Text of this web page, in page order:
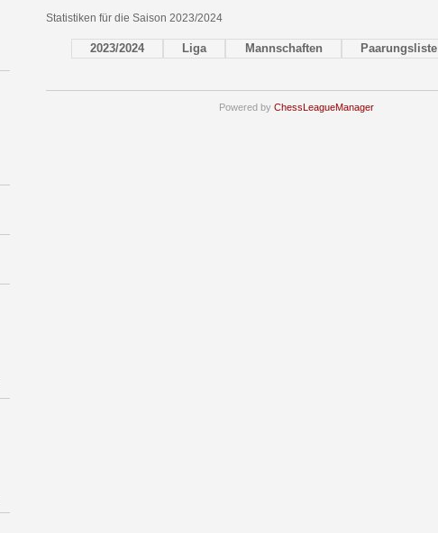
Statistiken für die Saison 2023/2024
2023/2024 Liga Mannschaften Paarungsliste
Powered by ChessLeagueManager